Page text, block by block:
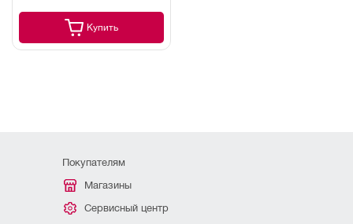
Купить
Покупателям
Магазины
Сервисный центр